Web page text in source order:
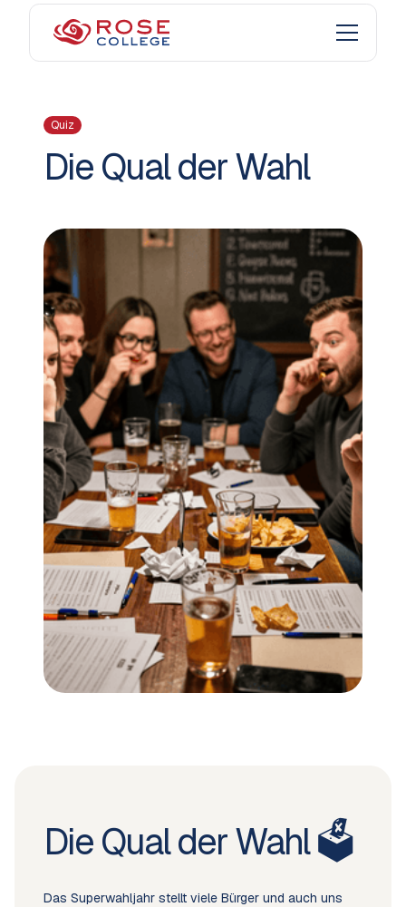
Quiz
Die Qual der Wahl
Die Qual der Wahl 🗳️
Das Superwahljahr stellt viele Bürger und auch uns